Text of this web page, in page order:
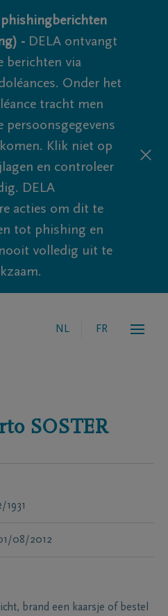
- DELA ontvangt
berichten via
Onder het
tracht men
persoonsgegevens
Klik niet op
en controleer
DELA
acties om dit te
tot phishing en
volledig uit te
NL FR
SOSTER
08/2012
brand een kaarsje of bestel